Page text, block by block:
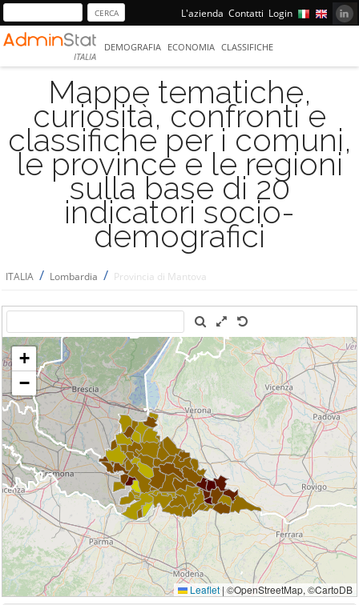
L'azienda Contatti Login
ITALIA
DEMOGRAFIA ECONOMIA CLASSIFICHE
Mappe tematiche,
curiosità, confronti e
classifiche per i comuni,
le province e le regioni
sulla base di 20
indicatori socio-
demografici
ITALIA / Lombardia / Provincia di Mantova